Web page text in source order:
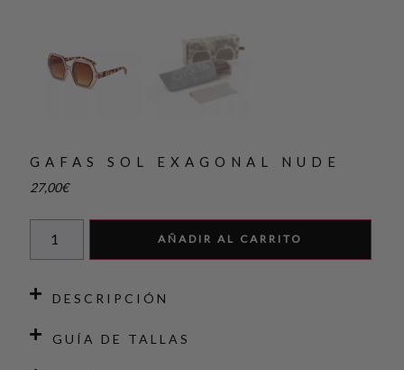
GAFAS SOL EXAGONAL NUDE
27,00€
AÑADIR AL CARRITO
DESCRIPCIÓN
GUÍA DE TALLAS